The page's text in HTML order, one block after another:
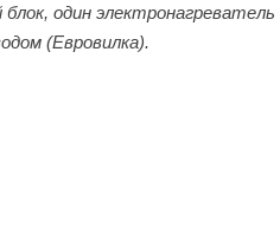
один
(Евровилка).